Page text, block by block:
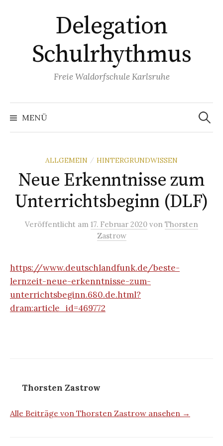
Delegation
Schulrhythmus
Freie Waldorfschule Karlsruhe
MENÜ
Suchen
nach:
ALLGEMEIN / HINTERGRUNDWISSEN
Neue Erkenntnisse zum
Unterrichtsbeginn (DLF)
Veröffentlicht am 17. Februar 2020 von Thorsten
Zastrow
https://www.deutschlandfunk.de/beste-
lernzeit-neue-erkenntnisse-zum-
unterrichtsbeginn.680.de.html?
dram:article_id=469772
Thorsten Zastrow
Alle Beiträge von Thorsten Zastrow ansehen →